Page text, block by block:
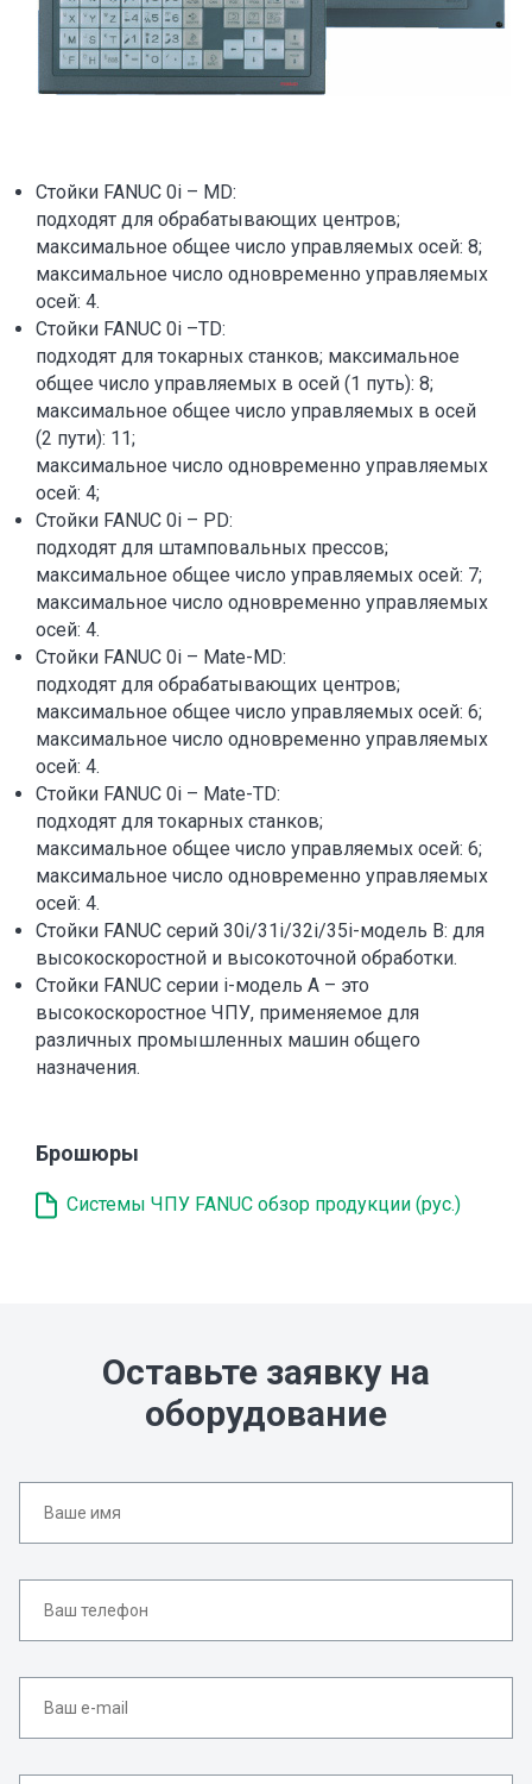
Стойки FANUC 0i – MD:
подходят для обрабатывающих центров;
максимальное общее число управляемых осей: 8;
максимальное число одновременно управляемых
осей: 4.
Стойки FANUC 0i –TD:
подходят для токарных станков; максимальное
общее число управляемых в осей (1 путь): 8;
максимальное общее число управляемых в осей
(2 пути): 11;
максимальное число одновременно управляемых
осей: 4;
Стойки FANUC 0i – PD:
подходят для штамповальных прессов;
максимальное общее число управляемых осей: 7;
максимальное число одновременно управляемых
осей: 4.
Стойки FANUC 0i – Mate-MD:
подходят для обрабатывающих центров;
максимальное общее число управляемых осей: 6;
максимальное число одновременно управляемых
осей: 4.
Стойки FANUC 0i – Mate-TD:
подходят для токарных станков;
максимальное общее число управляемых осей: 6;
максимальное число одновременно управляемых
осей: 4.
Стойки FANUC серий 30i/31i/32i/35i-модель B: для
высокоскоростной и высокоточной обработки.
Стойки FANUC серии i-модель A – это
высокоскоростное ЧПУ, применяемое для
различных промышленных машин общего
назначения.
Брошюры
Системы ЧПУ FANUC обзор продукции (рус.)
Оставьте заявку на
оборудование